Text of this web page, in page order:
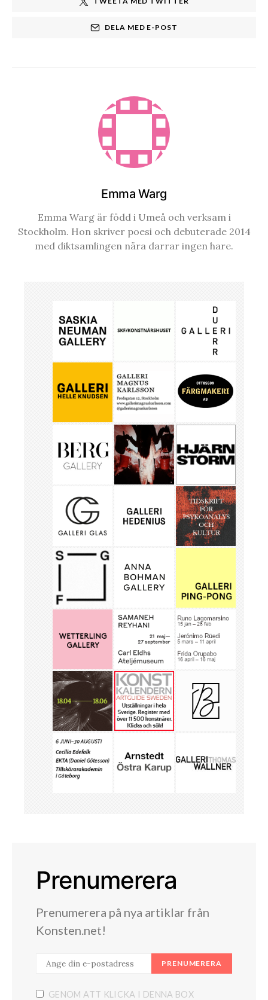
DELA MED E-POST
Emma Warg
Emma Warg är född i Umeå och verksam i
Stockholm. Hon skriver poesi och debuterade 2014
med diktsamlingen nära darrar ingen hare.
Prenumerera
Prenumerera på nya artiklar från
Konsten.net!
PRENUMERERA
GENOM ATT KLICKA I DENNA BOX